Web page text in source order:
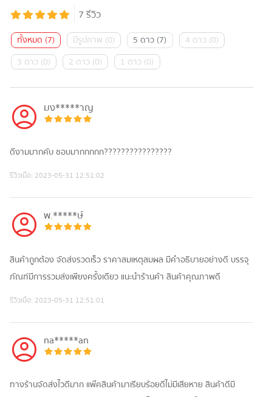
7รีวิว
ทั้งหมด (7) มีรูปภาพ (0) 5 ดาว (7) 4 ดาว (0)
3 ดาว (0) 2 ดาว (0) 1 ดาว (0)
มง*****าญ
ดีงามมากคับ ชอบมากกกกก????????????????
รีวิวเมื่อ: 2023-05-31 12:51:02
พ.*****ษ์
สินค้าถูกต้อง จัดส่งรวดเร็ว ราคาสมเหตุสมผล มีคำอธิบายอย่างดี บรรจุ
ภัณฑ์มีการรวมส่งเพียงครั้งเดียว แนะนำร้านค้า สินค้าคุณภาพดี
รีวิวเมื่อ: 2023-05-31 12:51:01
na*****an
ทางร้านจัดส่งไวดีมาก แพ๊คสินค้ามาเรียบร้อยดีไม่มีเสียหาย สินค้าดีมี